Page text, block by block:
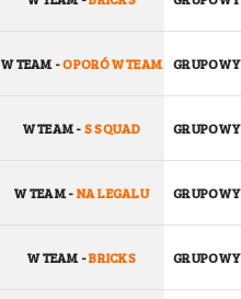
W TEAM -OPORÓW TEAM GRUPOWY
W TEAM-S SQUAD GRUPOWY
W TEAM-NA LEGALU GRUPOWY
W TEAM -BRICKS GRUPOWY